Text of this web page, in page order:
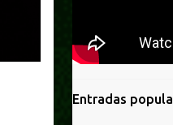
Entradas